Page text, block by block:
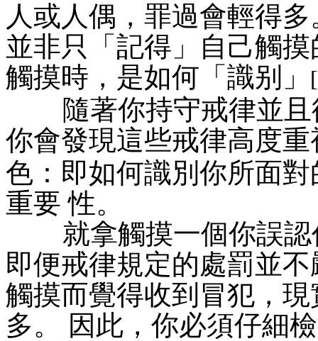
人或人偶，罪過會輕得
並非只「記得」自己觸
觸摸時，是如何「識别」
隨著你持守戒律並且
你會發現這些戒律高度
色：即如何識別你所面
重要 性。
就拿觸摸一個你誤認
即便戒律規定的處罰並
觸摸而覺得收到冒犯，
多。 因此，你必須仔細